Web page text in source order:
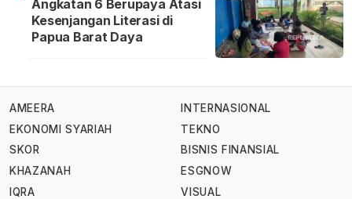
Angkatan 6 Berupaya Atasi
Kesenjangan Literasi di
Papua Barat Daya
AMEERA
EKONOMI SYARIAH
SKOR
KHAZANAH
IQRA
INTERNASIONAL
TEKNO
BISNIS FINANSIAL
ESGNOW
VISUAL